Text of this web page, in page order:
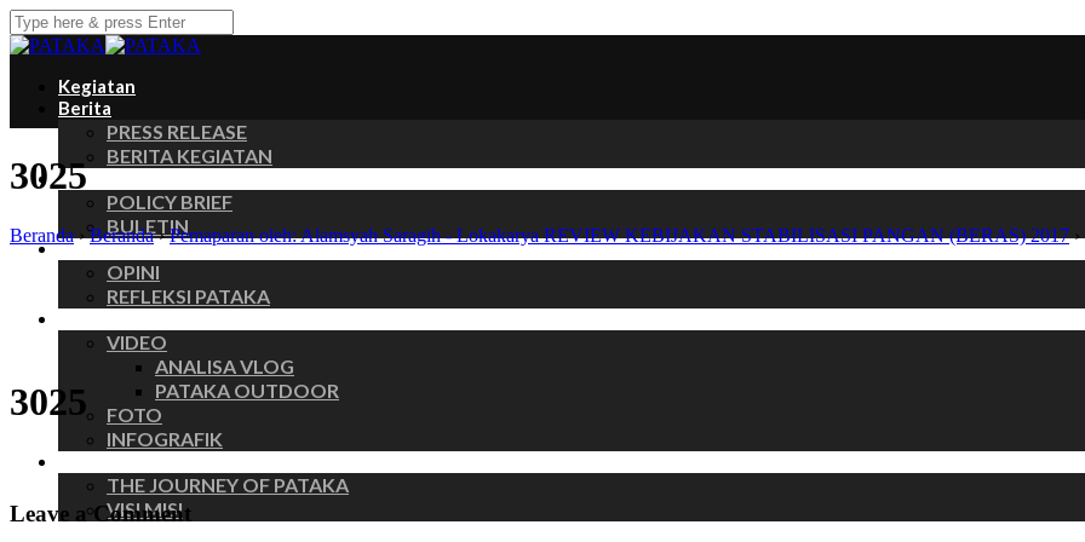
Kegiatan
Berita
PRESS RELEASE
BERITA KEGIATAN
Publikasi
POLICY BRIEF
BULETIN
Insights
OPINI
REFLEKSI PATAKA
VIDEO
ANALISA VLOG
PATAKA OUTDOOR
FOTO
INFOGRAFIK
THE JOURNEY OF PATAKA
VISI MISI
3025
Beranda›Beranda›Pemaparan oleh: Alamsyah Saragih - Lokakarya REVIEW KEBIJAKAN STABILISASI PANGAN (BERAS) 2017›
3025
Leave a Comment